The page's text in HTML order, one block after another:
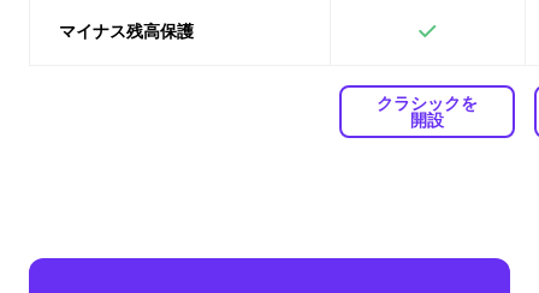
マイナス残高保護
クラシックを
開設